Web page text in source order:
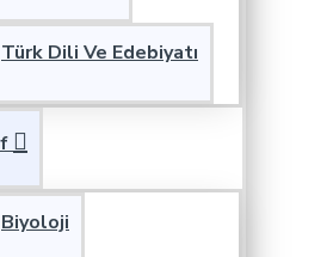
Türk Dili Ve Edebiyatı
Biyoloji